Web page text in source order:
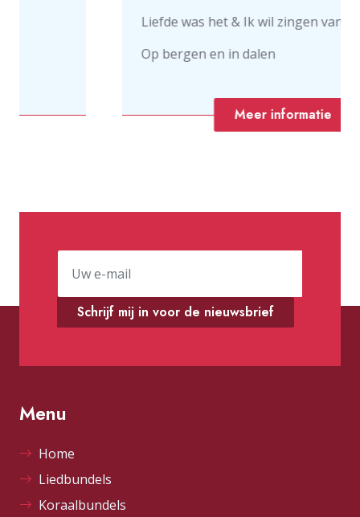
Liefde was het & Ik wil zingen van mijn Heiland
Op bergen en in dalen
Meer informatie
Schrijf mij in voor de nieuwsbrief
Menu
Home
Liedbundels
Koraalbundels